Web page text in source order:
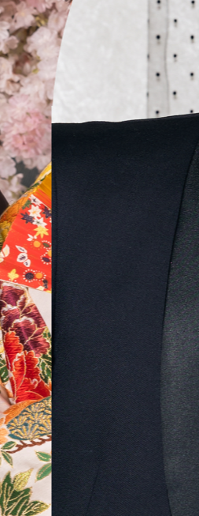
に入
最後
た！